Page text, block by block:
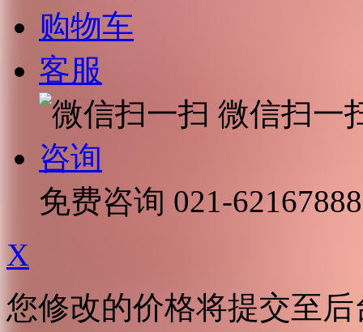
购物车
客服
微信扫一
咨询
免费咨询 021-62167888
X
您修改的价格将提交至